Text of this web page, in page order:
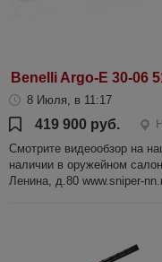
Benelli Argo-E 30-06
8 Июля, в 11:17
419 900 руб.
Смотрите видеообзор на
наличии в оружейном
Ленина, д.80 www.sniper-